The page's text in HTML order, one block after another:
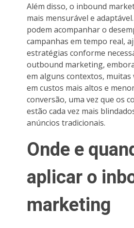
Além disso, o inbound
mais mensurável e
podem acompanhar o
campanhas em tempo real,
estratégias conforme
outbound marketing,
em alguns contextos, muitas
em custos mais altos e
conversão, uma vez que os
estão cada vez mais
anúncios tradicionais.
Onde e
aplicar o
marketing